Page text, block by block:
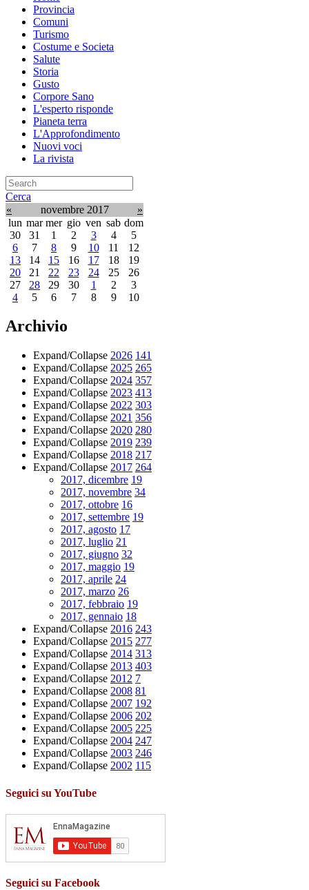
Provincia
Comuni
Turismo
Costume e Societa
Salute
Storia
Gusto
Corpore Sano
L'esperto risponde
Pianeta terra
L'Approfondimento
Nuovi voci
La rivista
Cerca
«
novembre 2017
»
lun mar mer gio ven sab dom
30
31 1 2 3 4
5
6
7 8 9 10 11
12
13
14 15 16 17 18
19
20
21 22 23 24 25
26
27
28 29 30 1 2
3
4
5 6 7 8 9 10
Archivio
Expand/Collapse 2026 141
Expand/Collapse 2025 265
Expand/Collapse 2024 357
Expand/Collapse 2023 413
Expand/Collapse 2022 303
Expand/Collapse 2021 356
Expand/Collapse 2020 280
Expand/Collapse 2019 239
Expand/Collapse 2018 217
Expand/Collapse 2017 264
2017, dicembre 19
2017, novembre 34
2017, ottobre 16
2017, settembre 19
2017, agosto 17
2017, luglio 21
2017, giugno 32
2017, maggio 19
2017, aprile 24
2017, marzo 26
2017, febbraio 19
2017, gennaio 18
Expand/Collapse 2016 243
Expand/Collapse 2015 277
Expand/Collapse 2014 313
Expand/Collapse 2013 403
Expand/Collapse 2012 7
Expand/Collapse 2008 81
Expand/Collapse 2007 192
Expand/Collapse 2006 202
Expand/Collapse 2005 225
Expand/Collapse 2004 247
Expand/Collapse 2003 246
Expand/Collapse 2002 115
Seguici su YouTube
Seguici su Facebook